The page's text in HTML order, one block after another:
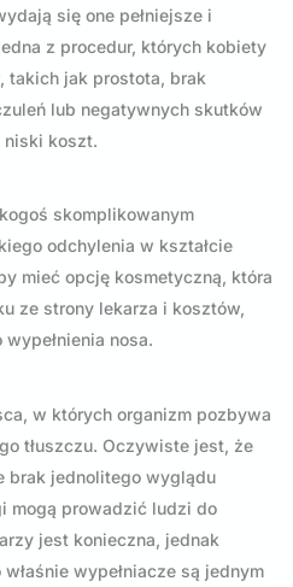
się one pełniejsze i
z procedur, których kobiety
takich jak prostota, brak
lub negatywnych skutków
koszt.
skomplikowanym
odchylenia w kształcie
mieć opcję kosmetyczną, która
ze strony lekarza i kosztów,
nosa.
w których organizm pozbywa
tłuszczu. Oczywiste jest, że
brak jednolitego wyglądu
mogą prowadzić ludzi do
jest konieczna, jednak
wypełniacze są jednym